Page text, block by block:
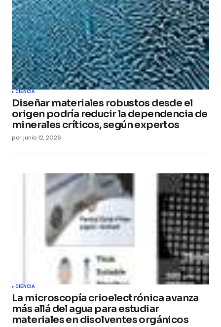
CIENCIA
Diseñar materiales robustos desde el
origen podría reducir la dependencia de
minerales críticos, según expertos
por junio 12, 2026
CIENCIA
La microscopía crioelectrónica avanza
más allá del agua para estudiar
materiales en disolventes orgánicos